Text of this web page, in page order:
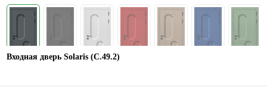
Входная дверь Solaris (С.49.2)